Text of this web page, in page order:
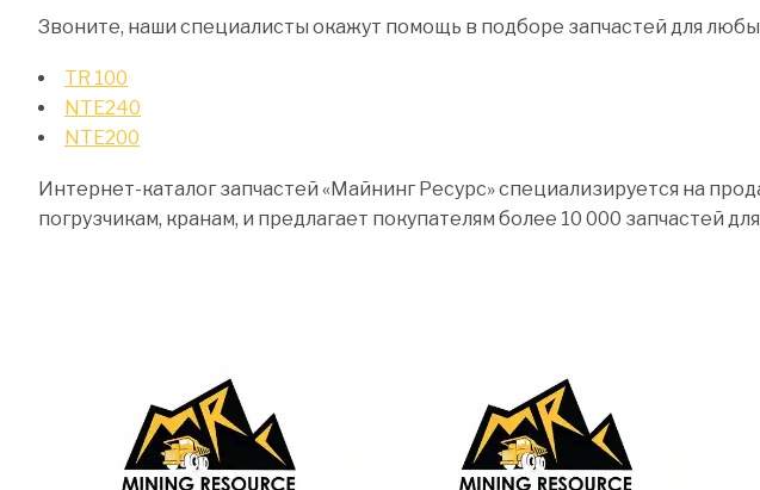
Звоните, наши специалисты окажут помощь в подборе запчастей для
TR 100
NTE240
NTE200
Интернет-каталог запчастей «Майнинг Ресурс» специализируется на
погрузчикам, кранам, и предлагает покупателям более 10 000 запчастей